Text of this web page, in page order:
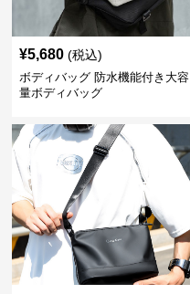
¥5,680 (税込)
ボディバッグ 防水機能付き大容
量ボディバッグ